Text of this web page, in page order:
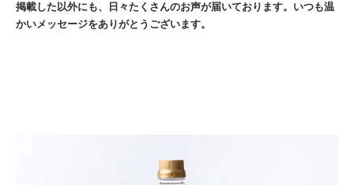
掲載した以外にも、日々たくさんのお声が届いております。いつも温
かいメッセージをありがとうございます。